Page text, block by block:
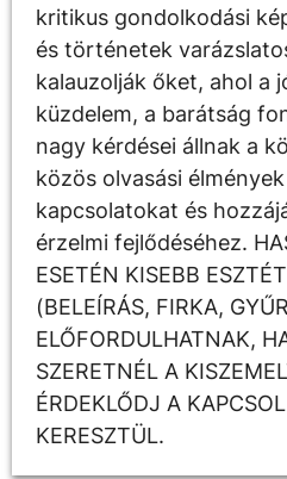
kritikus gondolkodási
és történetek
kalauzolják őket, ahol a
küzdelem, a barátság
nagy kérdései állnak a
közös olvasási
kapcsolatokat és
érzelmi fejlődéséhez.
ESETÉN KISEBB
(BELEÍRÁS, FIRKA,
ELŐFORDULHATNAK,
SZERETNÉL A
ÉRDEKLŐDJ A
KERESZTÜL.